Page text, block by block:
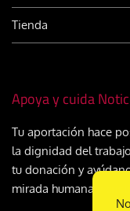
Tienda
Apoya y cuida
Tu aportación hace
la dignidad del
tu donación y
mirada humana y